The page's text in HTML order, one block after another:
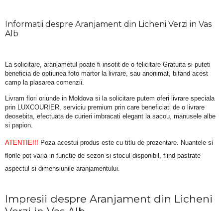
Informatii despre Aranjament din Licheni Verzi in Vas
Alb
La solicitare, aranjametul poate fi insotit de o felicitare Gratuita si puteti
beneficia de optiunea foto martor la livrare, sau anonimat, bifand acest
camp la plasarea comenzii.
Livram flori oriunde in Moldova si la solicitare putem oferi livrare speciala
prin LUXCOURIER, serviciu premium prin care beneficiati de o livrare
deosebita, efectuata de curieri imbracati elegant la sacou, manusele albe
si papion.
ATENTIE!!! Poza acestui produs este cu titlu de prezentare. Nuantele si
florile pot varia in functie de sezon si stocul disponibil, fiind pastrate
aspectul si dimensiunile aranjamentului.
Impresii despre Aranjament din Licheni